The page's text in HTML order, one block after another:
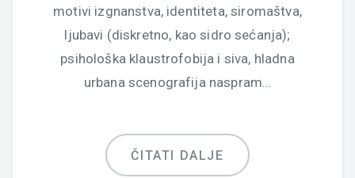
motivi izgnanstva, identiteta, siromaštva,
ljubavi (diskretno, kao sidro sećanja);
psihološka klaustrofobija i siva, hladna
urbana scenografija naspram…
ČITATI DALJE